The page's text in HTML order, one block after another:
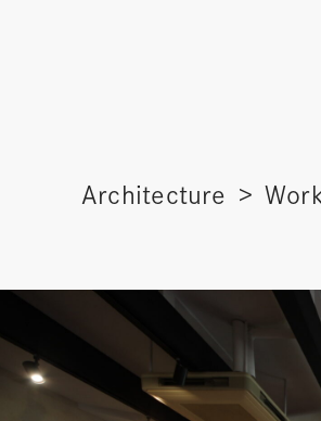
Architecture